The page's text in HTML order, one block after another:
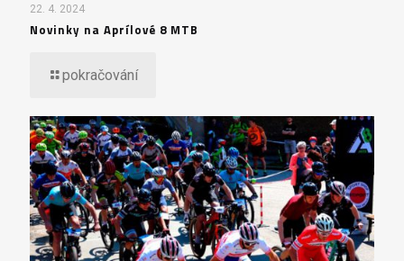
22. 4. 2024
Novinky na Aprílové 8 MTB
pokračování